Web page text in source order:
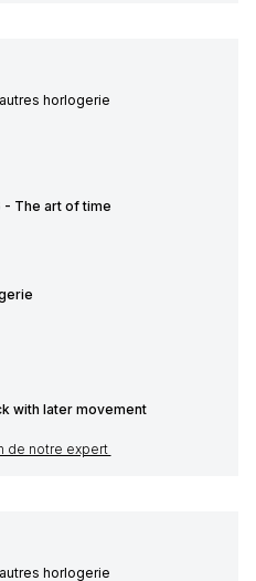
horlogerie
The art of time
with later movement
de notre expert
horlogerie